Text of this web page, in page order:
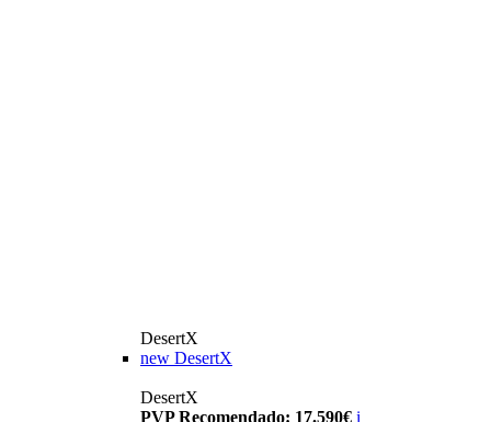
DesertX
new DesertX
DesertX
PVP Recomendado: 17.590€ i